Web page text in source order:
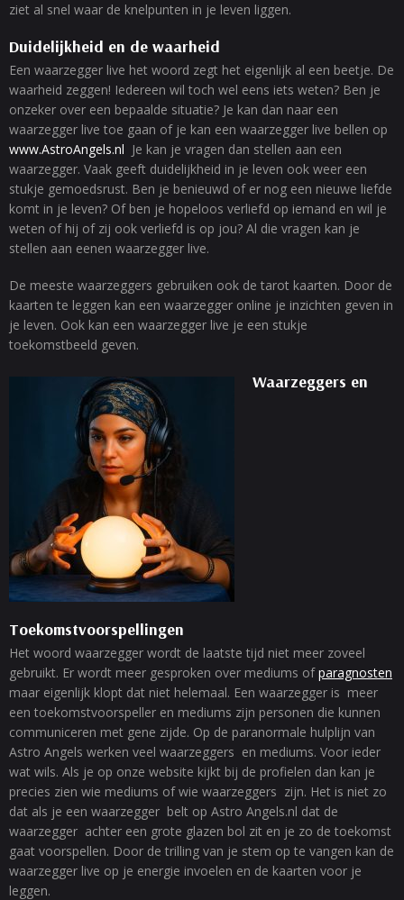
ziet al snel waar de knelpunten in je leven liggen.
Duidelijkheid en de waarheid
Een waarzegger live het woord zegt het eigenlijk al een beetje. De
waarheid zeggen! Iedereen wil toch wel eens iets weten? Ben je
onzeker over een bepaalde situatie? Je kan dan naar een
waarzegger live toe gaan of je kan een waarzegger live bellen op
www.AstroAngels.nl Je kan je vragen dan stellen aan een
waarzegger. Vaak geeft duidelijkheid in je leven ook weer een
stukje gemoedsrust. Ben je benieuwd of er nog een nieuwe liefde
komt in je leven? Of ben je hopeloos verliefd op iemand en wil je
weten of hij of zij ook verliefd is op jou? Al die vragen kan je
stellen aan eenen waarzegger live.
De meeste waarzeggers gebruiken ook de tarot kaarten. Door de
kaarten te leggen kan een waarzegger online je inzichten geven in
je leven. Ook kan een waarzegger live je een stukje
toekomstbeeld geven.
Waarzeggers en
Toekomstvoorspellingen
Het woord waarzegger wordt de laatste tijd niet meer zoveel
gebruikt. Er wordt meer gesproken over mediums ofparagnosten
maar eigenlijk klopt dat niet helemaal. Een waarzegger is meer
een toekomstvoorspeller en mediums zijn personen die kunnen
communiceren met gene zijde. Op de paranormale hulplijn van
Astro Angels werken veel waarzeggers en mediums. Voor ieder
wat wils. Als je op onze website kijkt bij de profielen dan kan je
precies zien wie mediums of wie waarzeggers zijn. Het is niet zo
dat als je een waarzegger belt op Astro Angels.nl dat de
waarzegger achter een grote glazen bol zit en je zo de toekomst
gaat voorspellen. Door de trilling van je stem op te vangen kan de
waarzegger live op je energie invoelen en de kaarten voor je
leggen.